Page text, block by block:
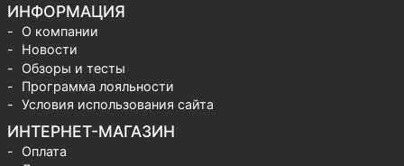
ИНФОРМАЦИЯ
О компании
Новости
Обзоры и тесты
Программа лояльности
Условия использования сайта
ИНТЕРНЕТ-МАГАЗИН
Оплата